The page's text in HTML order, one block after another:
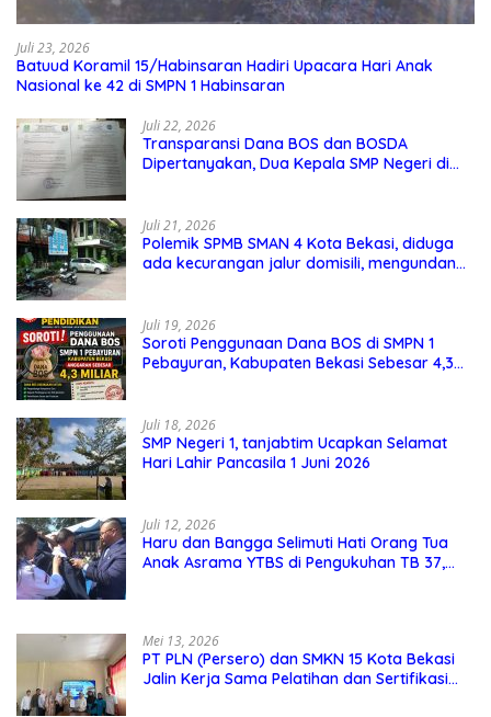
Juli 23, 2026
Batuud Koramil 15/Habinsaran Hadiri Upacara Hari Anak
Nasional ke 42 di SMPN 1 Habinsaran
Juli 22, 2026
Transparansi Dana BOS dan BOSDA
Dipertanyakan, Dua Kepala SMP Negeri di
Juli 21, 2026
Polemik SPMB SMAN 4 Kota Bekasi, diduga
ada kecurangan jalur domisili, mengundang
Juli 19, 2026
Soroti Penggunaan Dana BOS di SMPN 1
Pebayuran, Kabupaten Bekasi Sebesar 4,3
Juli 18, 2026
SMP Negeri 1, tanjabtim Ucapkan Selamat
Hari Lahir Pancasila 1 Juni 2026
Juli 12, 2026
Haru dan Bangga Selimuti Hati Orang Tua
Anak Asrama YTBS di Pengukuhan TB 37,
Mei 13, 2026
PT PLN (Persero) dan SMKN 15 Kota Bekasi
Jalin Kerja Sama Pelatihan dan Sertifikasi